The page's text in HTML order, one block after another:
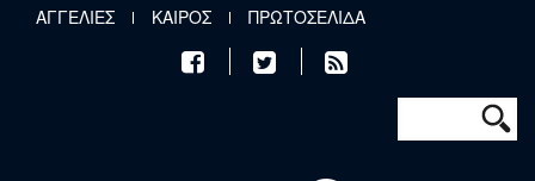
Παράκαμψη προς το κυρίως περιεχόμενο
ΑΓΓΕΛΙΕΣ ΚΑΙΡΟΣ ΠΡΩΤΟΣΕΛΙΔΑ
Φόρμα
Αναζήτηση